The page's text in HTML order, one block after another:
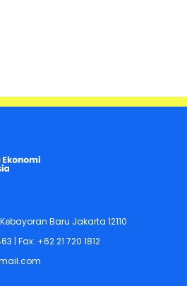
Baru Jakarta 12110
| Fax: +62 21 720 1812